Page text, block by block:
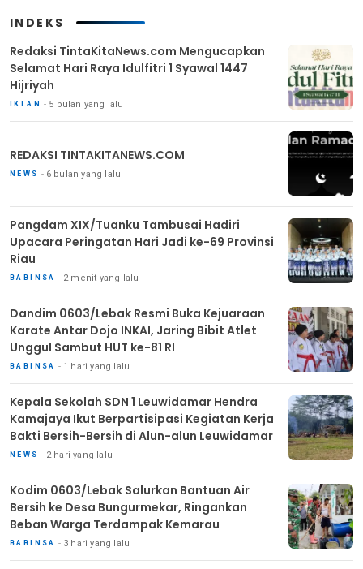
INDEKS
Redaksi TintaKitaNews.com Mengucapkan
Selamat Hari Raya Idulfitri 1 Syawal 1447
Hijriyah
IKLAN 5 bulan yang lalu
REDAKSI TINTAKITANEWS.COM
NEWS 6 bulan yang lalu
Pangdam XIX/Tuanku Tambusai Hadiri
Upacara Peringatan Hari Jadi ke-69 Provinsi
Riau
BABINSA 2 menit yang lalu
Dandim 0603/Lebak Resmi Buka Kejuaraan
Karate Antar Dojo INKAI, Jaring Bibit Atlet
Unggul Sambut HUT ke-81 RI
BABINSA 1 hari yang lalu
Kepala Sekolah SDN 1 Leuwidamar Hendra
Kamajaya Ikut Berpartisipasi Kegiatan Kerja
Bakti Bersih-Bersih di Alun-alun Leuwidamar
NEWS 2 hari yang lalu
Kodim 0603/Lebak Salurkan Bantuan Air
Bersih ke Desa Bungurmekar, Ringankan
Beban Warga Terdampak Kemarau
BABINSA 3 hari yang lalu